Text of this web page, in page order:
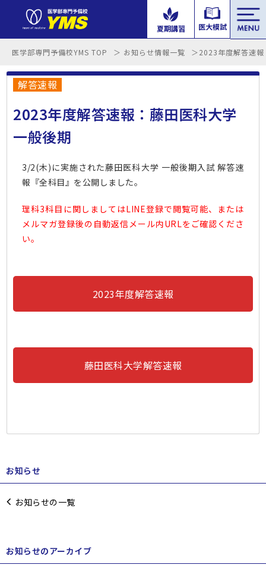
夏期講習 医大模試
医学部専門予備校YMS TOP お知らせ情報一覧 2023年度解答速
解答速報
2023年度解答速報：藤田医科大学
一般後期
3/2(木)に実施された藤田医科大学 一般後期入試 解答速
報『全科目』を公開しました。
理科3科目に関しましてはLINE登録で閲覧可能、または
メルマガ登録後の自動返信メール内URLをご確認くださ
い。
2023年度解答速報
藤田医科大学解答速報
お知らせ
お知らせの一覧
お知らせのアーカイブ